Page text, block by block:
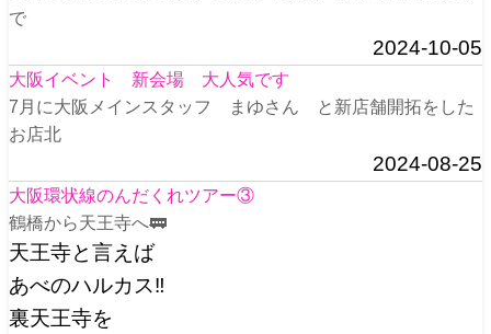
で
2024-10-05
大阪イベント 新会場 大人気です
7月に大阪メインスタッフ まゆさん と新店舗開拓をした
お店北
2024-08-25
大阪環状線のんだくれツアー③
鶴橋から天王寺へ🚃
天王寺と言えば
あべのハルカス‼️
裏天王寺を